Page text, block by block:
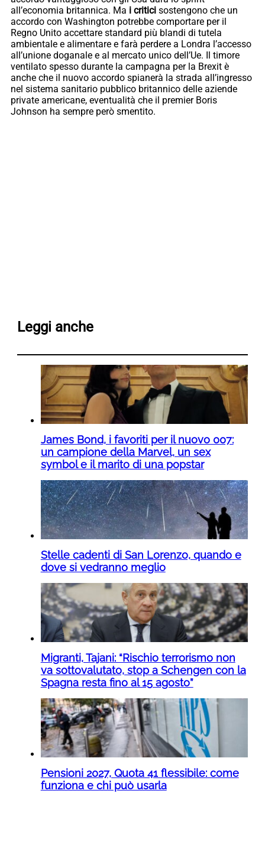
all’economia britannica. Ma i critici sostengono che un
accordo con Washington potrebbe comportare per il
Regno Unito accettare standard più blandi di tutela
ambientale e alimentare e farà perdere a Londra l’accesso
all’unione doganale e al mercato unico dell’Ue. Il timore
ventilato spesso durante la campagna per la Brexit è
anche che il nuovo accordo spianerà la strada all’ingresso
nel sistema sanitario pubblico britannico delle aziende
private americane, eventualità che il premier Boris
Johnson ha sempre però smentito.
Leggi anche
James Bond, i favoriti per il nuovo 007:
un campione della Marvel, un sex
symbol e il marito di una popstar
Stelle cadenti di San Lorenzo, quando e
dove si vedranno meglio
Migranti, Tajani: “Rischio terrorismo non
va sottovalutato, stop a Schengen con la
Spagna resta fino al 15 agosto”
Pensioni 2027, Quota 41 flessibile: come
funziona e chi può usarla